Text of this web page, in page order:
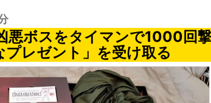
悪ボスをタイマンで1000回
プレゼント」を受け取る